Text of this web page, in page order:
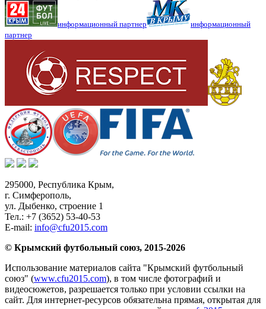
информационный партнер
информационный
партнер
295000, Республика Крым,
г. Симферополь,
ул. Дыбенко, строение 1
Тел.: +7 (3652) 53-40-53
E-mail: info@cfu2015.com
© Крымский футбольный союз, 2015-2026
Использование материалов сайта "Крымский футбольный
союз" (www.cfu2015.com), в том числе фотографий и
видеосюжетов, разрешается только при условии ссылки на
сайт. Для интернет-ресурсов обязательна прямая, открытая для